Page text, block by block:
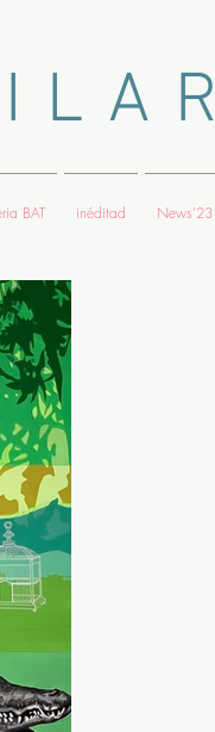
A R
BAT inéditad News'23